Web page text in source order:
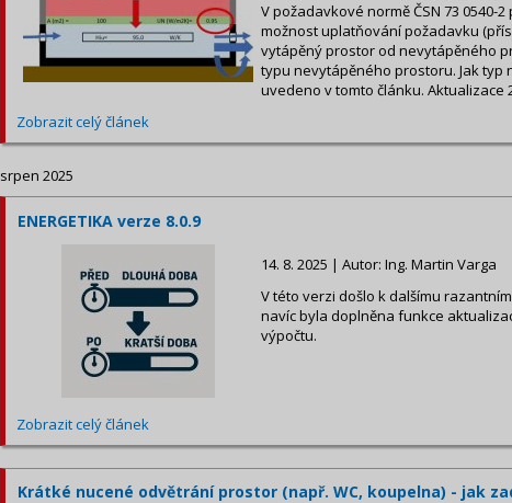
V požadavkové normě ČSN 73 0540-
možnost uplatňování požadavku
vytápěný prostor od nevytápěného
typu nevytápěného prostoru. Jak
uvedeno v tomto článku. Aktualizace
Zobrazit celý článek
srpen 2025
ENERGETIKA verze 8.0.9
14. 8. 2025 | Autor: Ing. Martin Varga
V této verzi došlo k dalšímu
navíc byla doplněna funkce
výpočtu.
Zobrazit celý článek
Krátké nucené odvětrání prostor (např. WC, koupelna) - jak